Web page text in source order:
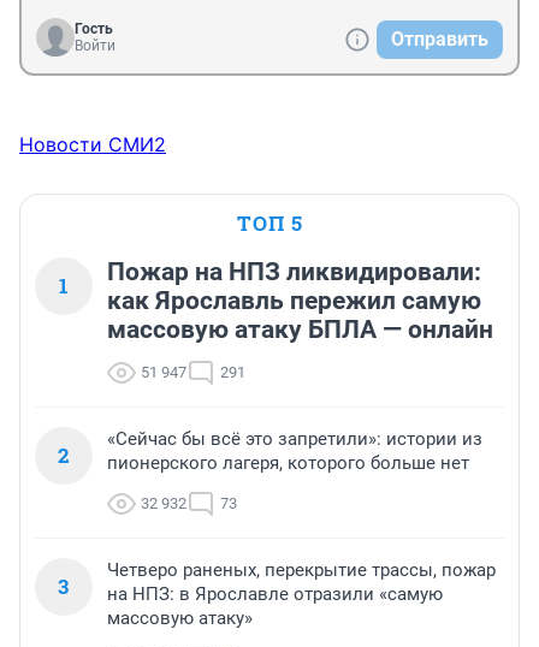
Гость
Войти
Отправить
Новости СМИ2
ТОП 5
1
Пожар на НПЗ ликвидировали:
как Ярославль пережил самую
массовую атаку БПЛА — онлайн
51 947 291
2
«Сейчас бы всё это запретили»: истории из
пионерского лагеря, которого больше нет
32 932 73
3
Четверо раненых, перекрытие трассы, пожар
на НПЗ: в Ярославле отразили «самую
массовую атаку»